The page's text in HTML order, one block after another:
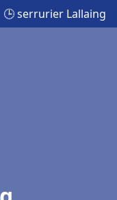
🕒 serrurier Lallaing